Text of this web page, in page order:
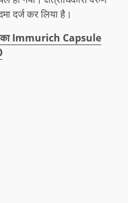
दर्ज कर लिया है।
Immurich Capsule